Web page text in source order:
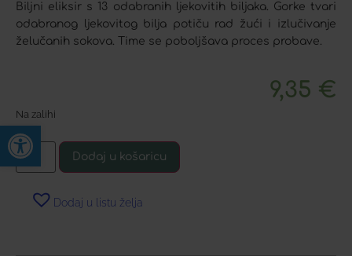
Open toolbar
Biljni eliksir s 13 odabranih ljekovitih biljaka. Gorke tvari
odabranog ljekovitog bilja potiču rad žući i izlučivanje
želučanih sokova. Time se poboljšava proces probave.
9,35 €
Na zalihi
Dodaj u košaricu
Dodaj u listu želja